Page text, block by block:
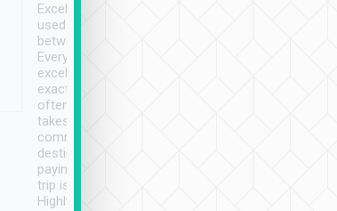
Excellent service. We have
used Tripool to travel
between cities in Taiwan.
Every driver has been
excellent and arrives
exactly on time. As there is
often limited English it
takes the difficulty out of
communicating the
destination details and
paying online prior to the
trip is very convenient.
Highly recommended